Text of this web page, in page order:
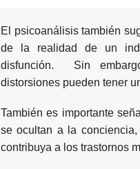
El psicoanálisis también
de la realidad de un
disfunción.
Sin
distorsiones pueden tener
También es importante
se ocultan a la
contribuya a los trastornos